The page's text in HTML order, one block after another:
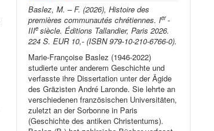
Baslez, M. – F. (2026), Histoire des
premières communautés chrétiennes. Ier-
IIIe siècle. Éditions Tallandier, Paris 2026.
224 S. EUR 10,- (ISBN 979-10-210-6766-0).
Marie-Françoise Baslez (1946-2022)
studierte unter anderem Geschichte und
verfasste ihre Dissertation unter der Ägide
des Gräzisten André Laronde. Sie lehrte an
verschiedenen französischen Universitäten,
zuletzt an der Sorbonne in Paris
(Geschichte des antiken Christentums).